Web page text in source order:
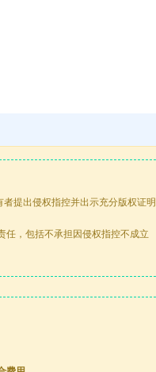
提出侵权指控并出示充分版权证明
任，包括不承担因侵权指控不成立